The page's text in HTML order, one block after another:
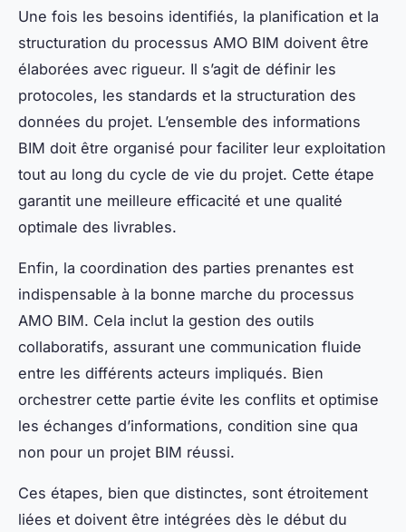
Une fois les besoins identifiés, la planification et la
structuration du processus AMO BIM doivent être
élaborées avec rigueur. Il s’agit de définir les
protocoles, les standards et la structuration des
données du projet. L’ensemble des informations
BIM doit être organisé pour faciliter leur exploitation
tout au long du cycle de vie du projet. Cette étape
garantit une meilleure efficacité et une qualité
optimale des livrables.
Enfin, la coordination des parties prenantes est
indispensable à la bonne marche du processus
AMO BIM. Cela inclut la gestion des outils
collaboratifs, assurant une communication fluide
entre les différents acteurs impliqués. Bien
orchestrer cette partie évite les conflits et optimise
les échanges d’informations, condition sine qua
non pour un projet BIM réussi.
Ces étapes, bien que distinctes, sont étroitement
liées et doivent être intégrées dès le début du